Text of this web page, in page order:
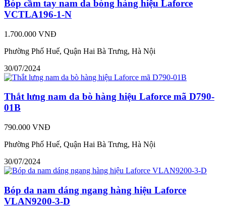
Bóp cầm tay nam da bóng hàng hiệu Laforce
VCTLA196-1-N
1.700.000 VNĐ
Phường Phố Huế, Quận Hai Bà Trưng, Hà Nội
30/07/2024
Thắt lưng nam da bò hàng hiệu Laforce mã D790-
01B
790.000 VNĐ
Phường Phố Huế, Quận Hai Bà Trưng, Hà Nội
30/07/2024
Bóp da nam dáng ngang hàng hiệu Laforce
VLAN9200-3-D